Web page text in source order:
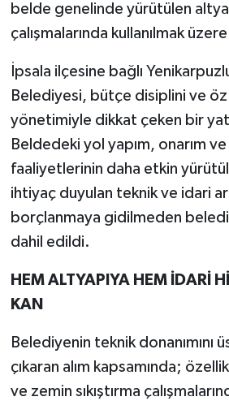
belde genelinde yürütülen
çalışmalarında kullanılmak
İpsala ilçesine bağlı
Belediyesi, bütçe disiplini ve öz
yönetimiyle dikkat çeken bir
Beldedeki yol yapım, onarım
faaliyetlerinin daha etkin
ihtiyaç duyulan teknik ve idari
borçlanmaya gidilmeden
dahil edildi.
HEM ALTYAPIYA HEM İDARİ
KAN
Belediyenin teknik donanımını
çıkaran alım kapsamında;
ve zemin sıkıştırma